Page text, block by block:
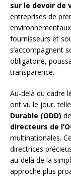
sur le devoir de
entreprises de
fournisseurs et
s’accompagnent
obligatoire,
transparence.
Au-delà du cadre
ont vu le jour,
Durable (ODD)
directeurs de
multinationales.
directrices
au-delà de la
approche plus